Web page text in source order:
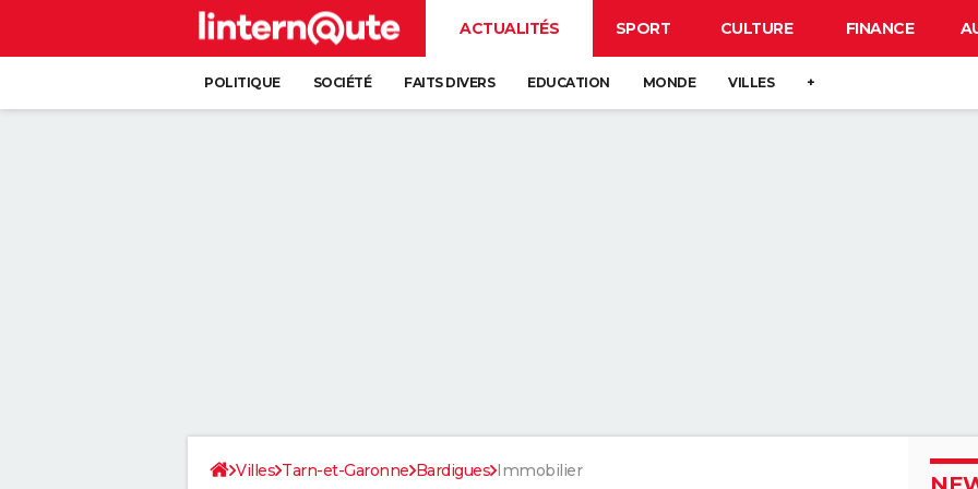
ACTUALITÉS SPORT CULTURE FINANCE
POLITIQUE SOCIÉTÉ FAITS DIVERS EDUCATION MONDE VILLES +
Villes Tarn-et-Garonne Bardigues Immobilier